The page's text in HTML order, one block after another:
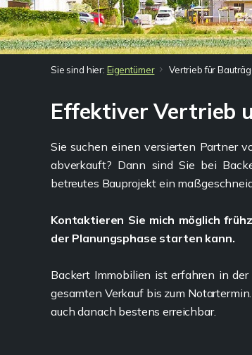
Sie sind hier: Eigentümer Vertrieb für
Effektiver Vertrieb
Sie suchen einen versierten Partner
abverkauft? Dann sind Sie bei
betreutes Bauprojekt ein
Kontaktieren Sie mich möglich
der Planungsphase starten kann.
Backert Immobilien ist erfahren in
gesamten Verkauf bis zum
auch danach bestens erreichbar.